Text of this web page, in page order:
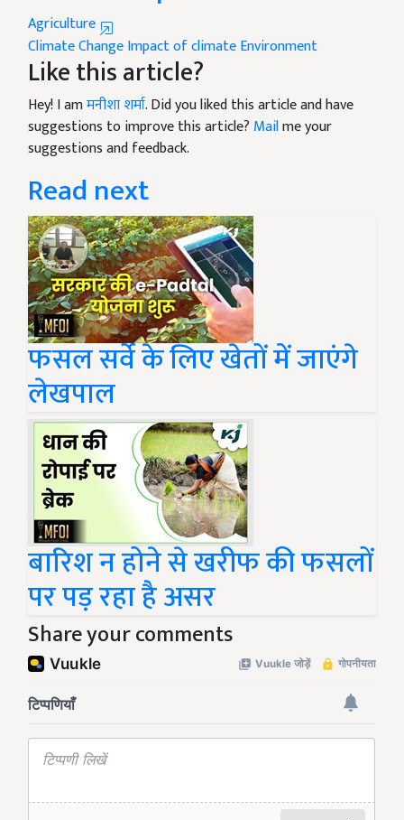
Agriculture
Climate ChangeImpact of climateEnvironment
Like this article?
Hey! I amमनीशा शर्मा. Did you liked this article and have
suggestions to improve this article? Mailme your
suggestions and feedback.
Read next
फसल सर्वे के लिए खेतों में जाएंगे
लेखपाल
बारिश न होने से खरीफ की फसलों
पर पड़ रहा है असर
Share your comments